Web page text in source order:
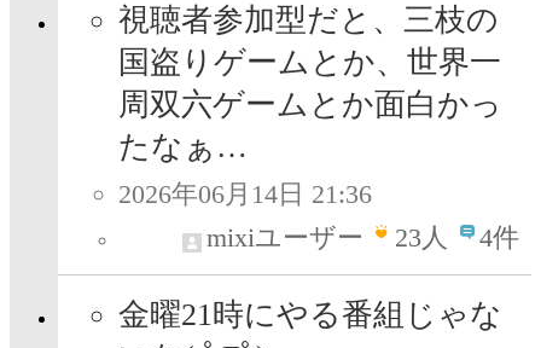
視聴者参加型だと、三枝の
国盗りゲームとか、世界一
周双六ゲームとか面白かっ
たなぁ…
2026年06月14日 21:36
mixiユーザー
23人 4件
金曜21時にやる番組じゃな